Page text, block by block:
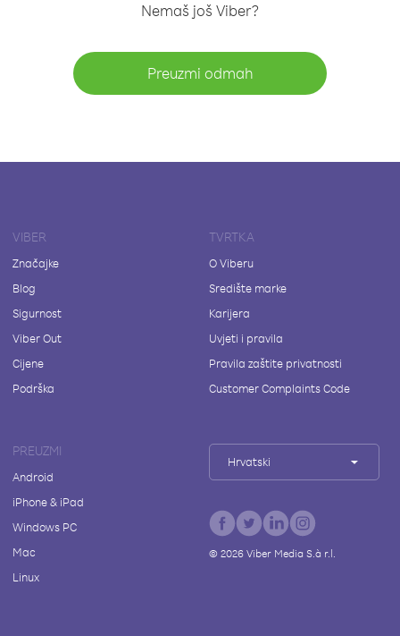
Nemaš još Viber?
Preuzmi odmah
VIBER
Značajke
Blog
Sigurnost
Viber Out
Cijene
Podrška
TVRTKA
O Viberu
Središte marke
Karijera
Uvjeti i pravila
Pravila zaštite privatnosti
Customer Complaints Code
PREUZMI
Android
iPhone & iPad
Windows PC
Mac
Linux
Hrvatski
© 2026Viber Media S.à r.l.